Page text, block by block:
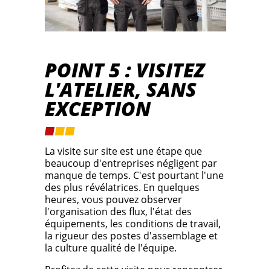
POINT 5 : VISITEZ
L'ATELIER, SANS
EXCEPTION
La visite sur site est une étape que
beaucoup d'entreprises négligent par
manque de temps. C'est pourtant l'une
des plus révélatrices. En quelques
heures, vous pouvez observer
l'organisation des flux, l'état des
équipements, les conditions de travail,
la rigueur des postes d'assemblage et
la culture qualité de l'équipe.